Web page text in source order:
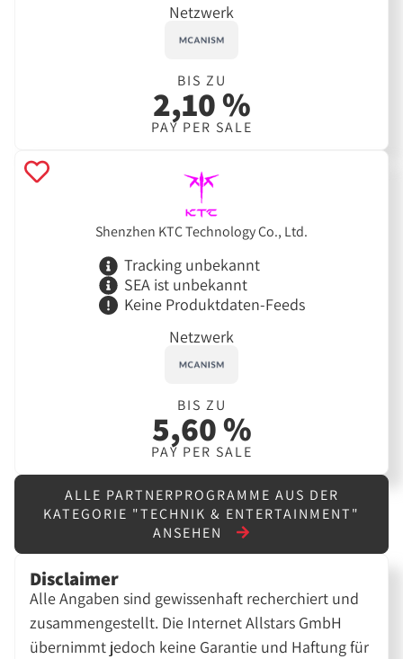
Netzwerk
BIS ZU
2,10 %
PAY PER SALE
Shenzhen KTC Technology Co., Ltd.
Tracking unbekannt
SEA ist unbekannt
Keine Produktdaten-Feeds
Netzwerk
BIS ZU
5,60 %
PAY PER SALE
ALLE PARTNERPROGRAMME AUS DER
KATEGORIE "TECHNIK & ENTERTAINMENT"
ANSEHEN
Disclaimer
Alle Angaben sind gewissenhaft recherchiert und
zusammengestellt. Die Internet Allstars GmbH
übernimmt jedoch keine Garantie und Haftung für